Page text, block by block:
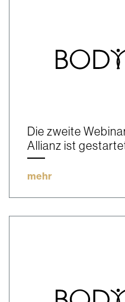
Die zweite
Allianz ist
mehr